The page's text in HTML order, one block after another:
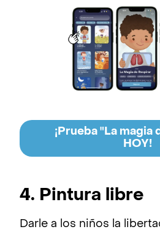
¡Prueba "La magia
HOY!
4. Pintura libre
Darle a los niños la